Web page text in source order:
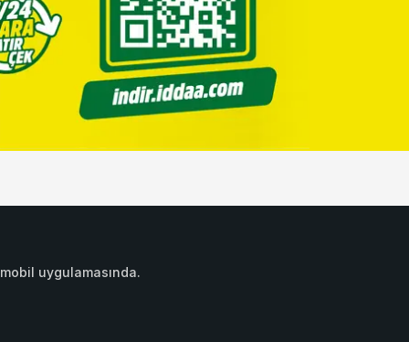
uygulamasında.